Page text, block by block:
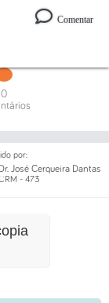
Comentar
0
por:
Dr. José Cerqueira Dantas
- 473